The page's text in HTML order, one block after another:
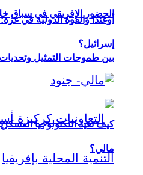
الحضور الإفريقي في سباق
بين طموحات التمثيل وتحديات
أوغندا والقوة الدولية في
إسرائيل؟
كيف تعيد التكنولوجيا
مالي؟